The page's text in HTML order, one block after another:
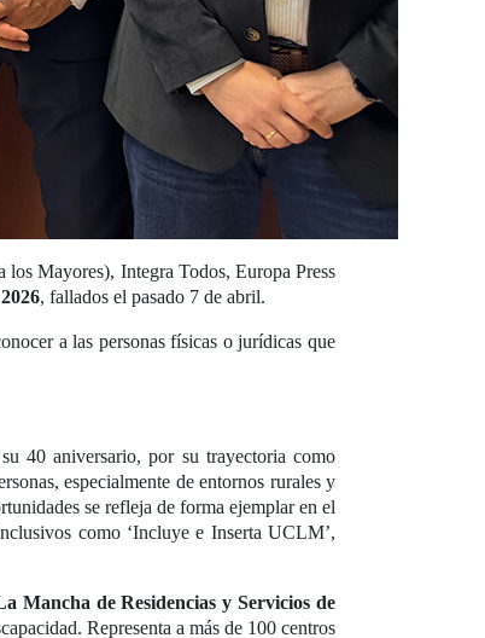
Mayores), Integra Todos, Europa Press
, fallados el pasado 7 de abril.
a las personas físicas o jurídicas que
40 aniversario, por su trayectoria como
especialmente de entornos rurales y
se refleja de forma ejemplar en el
como ‘Incluye e Inserta UCLM’,
Mancha de Residencias y Servicios de
Representa a más de 100 centros